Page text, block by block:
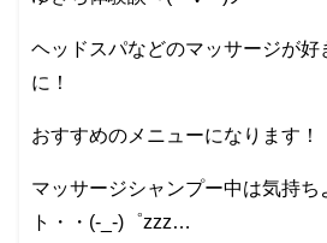
ヘッドスパなどのマッサージが好
に！
おすすめのメニューになります！
マッサージシャンプー中は気持ち
ト・・(-_-)゜zzz…